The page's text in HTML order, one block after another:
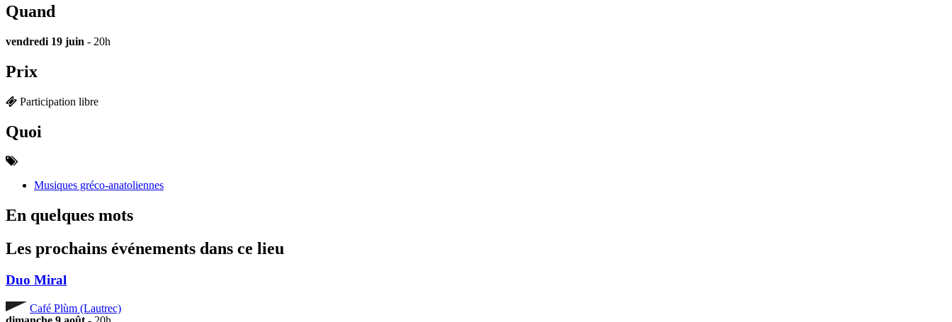
Quand
vendredi 19 juin - 20h
Prix
Participation libre
Quoi
Musiques gréco-anatoliennes
En quelques mots
Les prochains événements dans ce lieu
Duo Miral
Café Plùm (Lautrec)